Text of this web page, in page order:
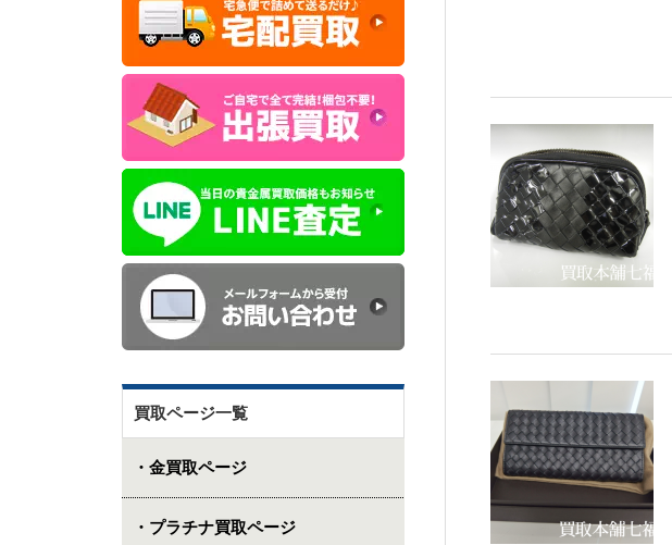
買取ページ一覧
・金買取ページ
・プラチナ買取ページ